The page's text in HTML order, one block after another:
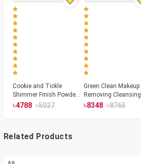
Cookie and Tickle
Shimmer Finish Powder
Highlighters
৳4788 ৳5027
Green Clean Makeup
Removing Cleansing
Balm
৳8348 ৳8765
Related Products